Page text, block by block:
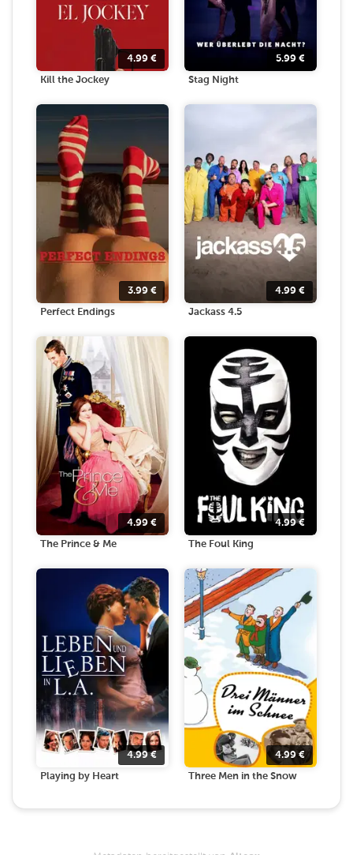
4.99 €
Kill the Jockey
5.99 €
Stag Night
3.99 €
Perfect Endings
4.99 €
Jackass 4.5
4.99 €
The Prince & Me
4.99€
The Foul King
4.99€
Playing by Heart
4.99€
Three Men in the Snow